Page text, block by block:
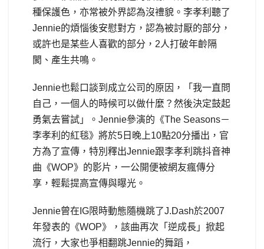
種保護色，亦常被外界認為沒禮貌。李孝利聽了
Jennie的煩惱後安慰對方，認為被討厭的部分，
或許也是某些人喜歡的部分，2人打破年齡隔
閡、產生共鳴。
Jennie也鬆口談到成立公司的原因，「我一直問
自己，一個人的時候可以做什麼？然後決定鼓起
勇氣去嘗試」。Jennie參演的《The Seasons－
李孝利的紅毯》將於5日晚上10點20分播出，官
方為了宣傳，特別釋出Jennie跟李孝利跳抖音神
曲《WOP》的影片，一公開便被網友瘋傳分
享，輕鬆提高宣傳與曝光。
Jennie曾在IG限時動態隨機跳了J.Dash於2007
年發表的《WOP》，該曲再次「逆成長」掀起
流行，大家也爭相翻跳Jennie的舞蹈，